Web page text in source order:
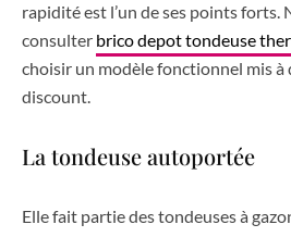
rapidité est l’un de ses points forts.
consulter brico depot tondeuse
choisir un modèle fonctionnel mis
discount.
La tondeuse autoportée
Elle fait partie des tondeuses à